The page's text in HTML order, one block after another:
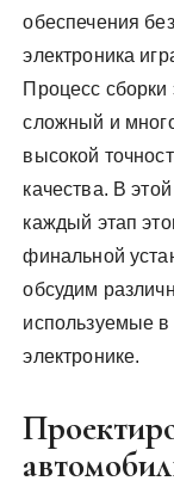
обеспечения
электроника
Процесс сборки
сложный и
высокой
качества. В
каждый этап
финальной
обсудим
используемые
электронике.